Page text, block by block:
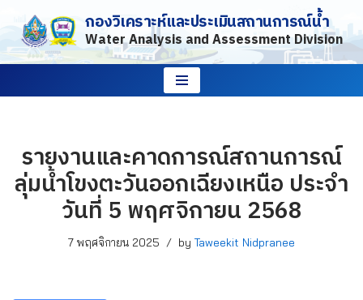
Skip
to
กองวิเคราะห์และประเมินสถานการณ์น้ำ
Water Analysis and Assessment Division
รายงานและคาดการณ์สถานการณ์
ลุ่มน้ำโขงตะวันออกเฉียงเหนือ ประจำ
วันที่ 5 พฤศจิกายน 2568
7 พฤศจิกายน 2025 by Taweekit Nidpranee